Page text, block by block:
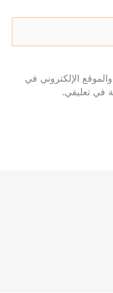
الإلكتروني في
في تعليقي.